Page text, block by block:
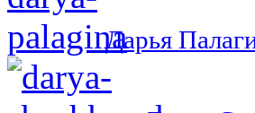
Дарья